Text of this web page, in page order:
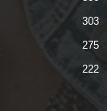
303
275
222